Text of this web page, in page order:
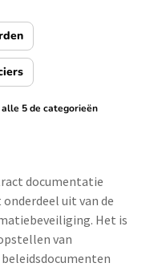
tonen/verbergen
5 de categorieën
documentatie
uit van de
Het is
van